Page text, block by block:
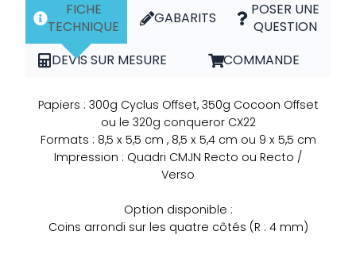
FICHE
TECHNIQUE
GABARITS
POSER UNE
QUESTION
DEVIS SUR MESURE
COMMANDE
Papiers : 300g Cyclus Offset, 350g Cocoon Offset
ou le 320g conqueror CX22
Formats : 8,5 x 5,5 cm , 8,5 x 5,4 cm ou 9 x 5,5 cm
Impression : Quadri CMJN Recto ou Recto /
Verso
Option disponible :
Coins arrondi sur les quatre côtés (R : 4 mm)